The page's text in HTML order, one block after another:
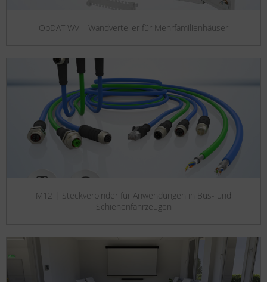
OpDAT WV – Wandverteiler für Mehrfamilienhäuser
M12 | Steckverbinder für Anwendungen in Bus- und
Schienenfahrzeugen